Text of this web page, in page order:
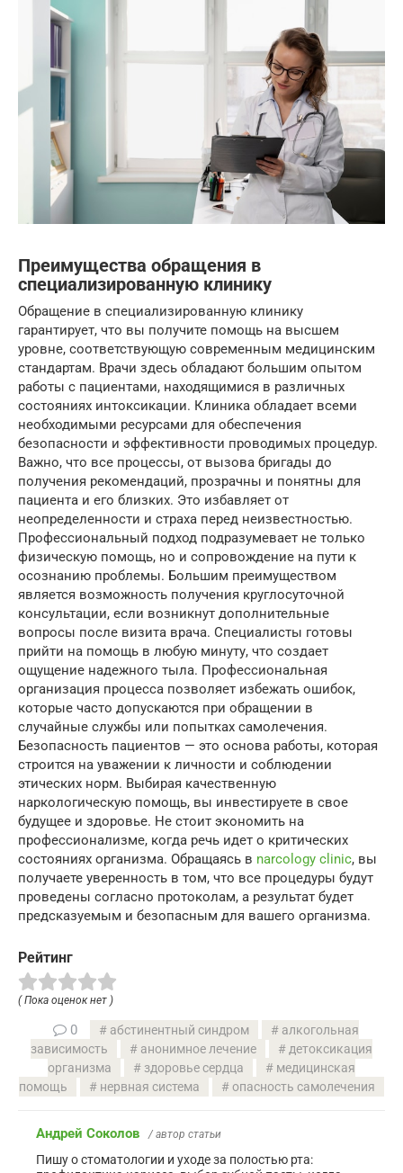
Преимущества обращения в
специализированную клинику
Обращение в специализированную клинику
гарантирует, что вы получите помощь на высшем
уровне, соответствующую современным медицинским
стандартам. Врачи здесь обладают большим опытом
работы с пациентами, находящимися в различных
состояниях интоксикации. Клиника обладает всеми
необходимыми ресурсами для обеспечения
безопасности и эффективности проводимых процедур.
Важно, что все процессы, от вызова бригады до
получения рекомендаций, прозрачны и понятны для
пациента и его близких. Это избавляет от
неопределенности и страха перед неизвестностью.
Профессиональный подход подразумевает не только
физическую помощь, но и сопровождение на пути к
осознанию проблемы. Большим преимуществом
является возможность получения круглосуточной
консультации, если возникнут дополнительные
вопросы после визита врача. Специалисты готовы
прийти на помощь в любую минуту, что создает
ощущение надежного тыла. Профессиональная
организация процесса позволяет избежать ошибок,
которые часто допускаются при обращении в
случайные службы или попытках самолечения.
Безопасность пациентов — это основа работы, которая
строится на уважении к личности и соблюдении
этических норм. Выбирая качественную
наркологическую помощь, вы инвестируете в свое
будущее и здоровье. Не стоит экономить на
профессионализме, когда речь идет о критических
состояниях организма. Обращаясь в narcology clinic, вы
получаете уверенность в том, что все процедуры будут
проведены согласно протоколам, а результат будет
предсказуемым и безопасным для вашего организма.
Рейтинг
( Пока оценок нет )
0 абстинентный синдром
алкогольная
зависимость
анонимное лечение
детоксикация
организма
здоровье сердца
медицинская
помощь
нервная система опасность самолечения
Андрей Соколов / автор статьи
Пишу о стоматологии и уходе за полостью рта: